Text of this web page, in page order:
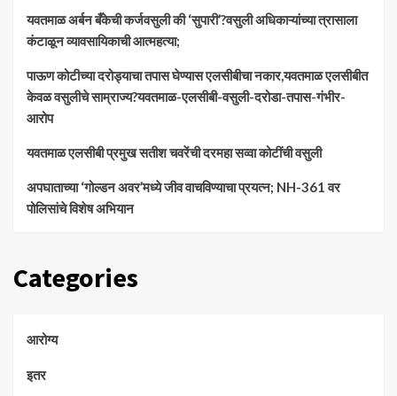
​यवतमाळ अर्बन बँकेची कर्जवसुली की ‘सुपारी’?वसुली अधिकाऱ्यांच्या त्रासाला
कंटाळून व्यावसायिकाची आत्महत्या;
पाऊण कोटीच्या दरोड्याचा तपास घेण्यास एलसीबीचा नकार,यवतमाळ एलसीबीत
केवळ वसुलीचे साम्राज्य?यवतमाळ-एलसीबी-वसुली-दरोडा-तपास-गंभीर-
आरोप
यवतमाळ एलसीबी प्रमुख सतीश चवरेंची दरमहा सव्वा कोटींची वसुली
अपघाताच्या ‘गोल्डन अवर’मध्ये जीव वाचविण्याचा प्रयत्न; NH-361 वर
पोलिसांचे विशेष अभियान
Categories
आरोग्य
इतर